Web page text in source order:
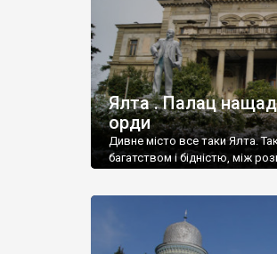
Ялта . Палац
орди
Дивне місто все таки Ялта.
багатством і бідністю, між